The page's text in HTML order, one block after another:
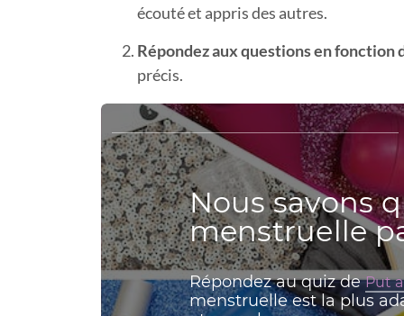
écouté et appris des autres.
Répondez aux questions en fonction
précis.